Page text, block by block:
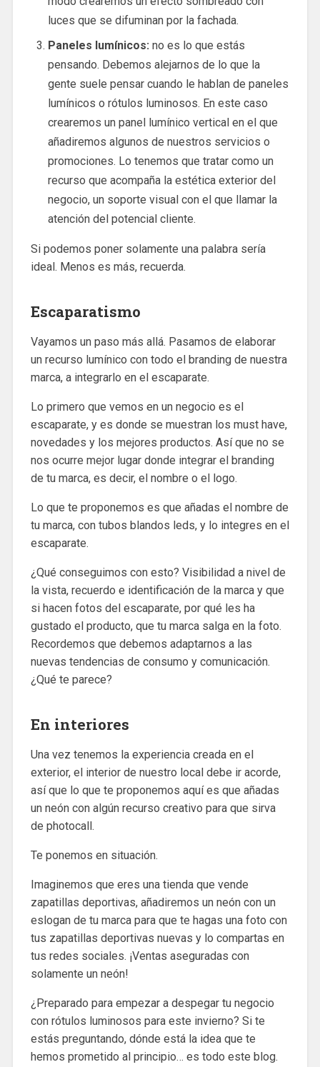
luces que se difuminan por la fachada.
Paneles lumínicos: no es lo que estás
pensando. Debemos alejarnos de lo que la
gente suele pensar cuando le hablan de paneles
lumínicos o rótulos luminosos. En este caso
crearemos un panel lumínico vertical en el que
añadiremos algunos de nuestros servicios o
promociones. Lo tenemos que tratar como un
recurso que acompaña la estética exterior del
negocio, un soporte visual con el que llamar la
atención del potencial cliente.
Si podemos poner solamente una palabra sería
ideal. Menos es más, recuerda.
Escaparatismo
Vayamos un paso más allá. Pasamos de elaborar
un recurso lumínico con todo el branding de nuestra
marca, a integrarlo en el escaparate.
Lo primero que vemos en un negocio es el
escaparate, y es donde se muestran los must have,
novedades y los mejores productos. Así que no se
nos ocurre mejor lugar donde integrar el branding
de tu marca, es decir, el nombre o el logo.
Lo que te proponemos es que añadas el nombre de
tu marca, con tubos blandos leds, y lo integres en el
escaparate.
¿Qué conseguimos con esto? Visibilidad a nivel de
la vista, recuerdo e identificación de la marca y que
si hacen fotos del escaparate, por qué les ha
gustado el producto, que tu marca salga en la foto.
Recordemos que debemos adaptarnos a las
nuevas tendencias de consumo y comunicación.
¿Qué te parece?
En interiores
Una vez tenemos la experiencia creada en el
exterior, el interior de nuestro local debe ir acorde,
así que lo que te proponemos aquí es que añadas
un neón con algún recurso creativo para que sirva
de photocall.
Te ponemos en situación.
Imaginemos que eres una tienda que vende
zapatillas deportivas, añadiremos un neón con un
eslogan de tu marca para que te hagas una foto con
tus zapatillas deportivas nuevas y lo compartas en
tus redes sociales. ¡Ventas aseguradas con
solamente un neón!
¿Preparado para empezar a despegar tu negocio
con rótulos luminosos para este invierno? Si te
estás preguntando, dónde está la idea que te
hemos prometido al principio… es todo este blog.